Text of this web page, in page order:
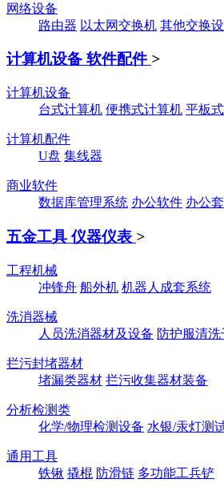
网络设备
路由器 以太网交换机 其他交换
计算机设备 软件配件 >
计算机设备
台式计算机 便携式计算机 平板
计算机配件
U盘 集线器
商业软件
数据库管理系统 办公软件 办公
五金工具 仪器仪表 >
工程机械
冲锋舟 船外机 机器人成套系统
洗消器械
人员洗消器材及设备 防护服清
拦污封堵器材
堵漏类器材 拦污收集器材装备
分析检测类
化学/物理检测设备 水银/汞灯测
通用工具
铁锹 撬棍 防滑链 多功能工兵铲